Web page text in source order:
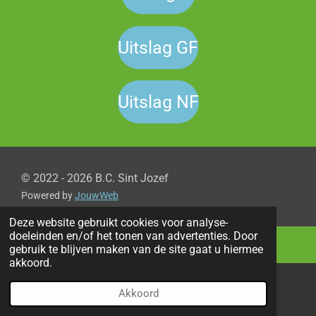
Deze website gebruikt cookies voor analyse-
doeleinden en/of het tonen van advertenties. Door
gebruik te blijven maken van de site gaat u hiermee
akkoord.
Akkoord
Uitslag GF
Uitslag NF
© 2022 - 2026 B.C. Sint Jozef
Powered byJouwWeb